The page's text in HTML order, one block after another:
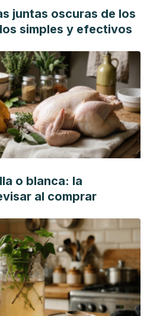
eréctil mediante terapia de
Escritos de Psicología (Internet)
scielo.php?pid=S1989-
juntas oscuras de los
simples y efectivos
o blanca: la
al comprar